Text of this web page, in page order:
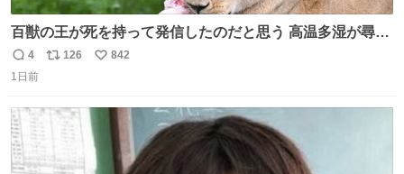
百獣の王が死を持って発信したのだと思う 高温多湿が尋常
でない日本の夏 どうか早急に飼育の環境を見直して 動物の
命を護ってください…と 治療中のライオンが助かりますよ
動物公園にて 残念ながら個体の識別は出来ません
返
信
4
リ
126
い
842
1日前